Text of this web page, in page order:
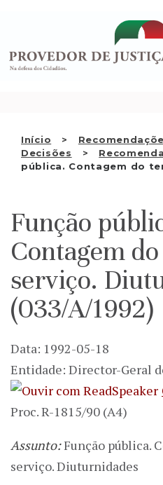
conteúdo
Início
Decisões
pública. Contagem do
QUEM SOMOS
ATIVIDADE
RELAÇÕES
APRESENTAR
Função
Contagem
serviço.
(033/A/1992)
Data: 1992-05-18
Entidade: Director-Geral
Proc. R-1815/90 (A4)
Assunto:Função pública.
serviço. Diuturnidades